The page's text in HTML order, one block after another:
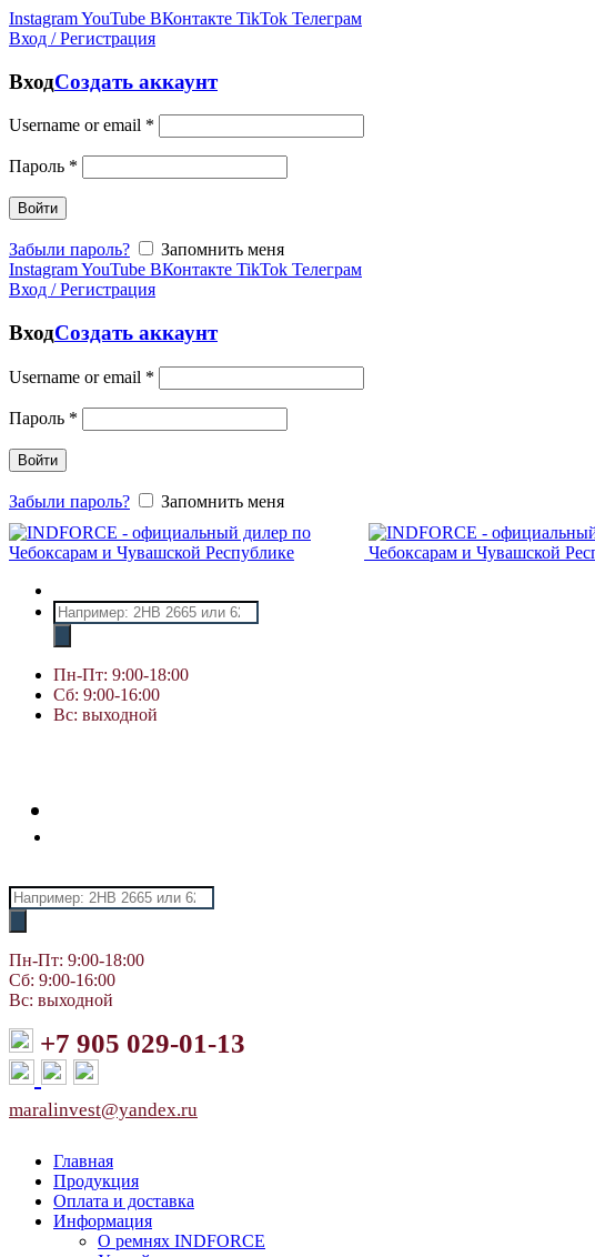
InstagramYouTube ВКонтакте TikTok Телеграм
Вход / Регистрация
ВходСоздать аккаунт
Username or email *
Пароль *
Войти
Забыли пароль?
Запомнить меня
InstagramYouTube ВКонтакте TikTok Телеграм
Вход / Регистрация
ВходСоздать аккаунт
Username or email *
Пароль *
Войти
Забыли пароль? Запомнить меня
Поиск
товаров
Пн-Пт: 9:00-18:00
Сб: 9:00-16:00
Вс: выходной
Поиск
товаров
Пн-Пт: 9:00-18:00
Сб: 9:00-16:00
Вс: выходной
+7 905 029-01-13
maralinvest@yandex.ru
Главная
Продукция
Оплата и доставка
Информация
О ремнях INDFORCE